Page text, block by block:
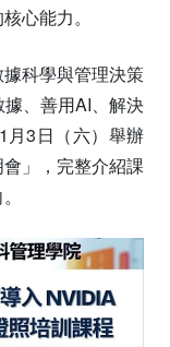
心能力。
科學與管理決策
、善用AI、解決
月3日（六）舉辦
」，完整介紹課